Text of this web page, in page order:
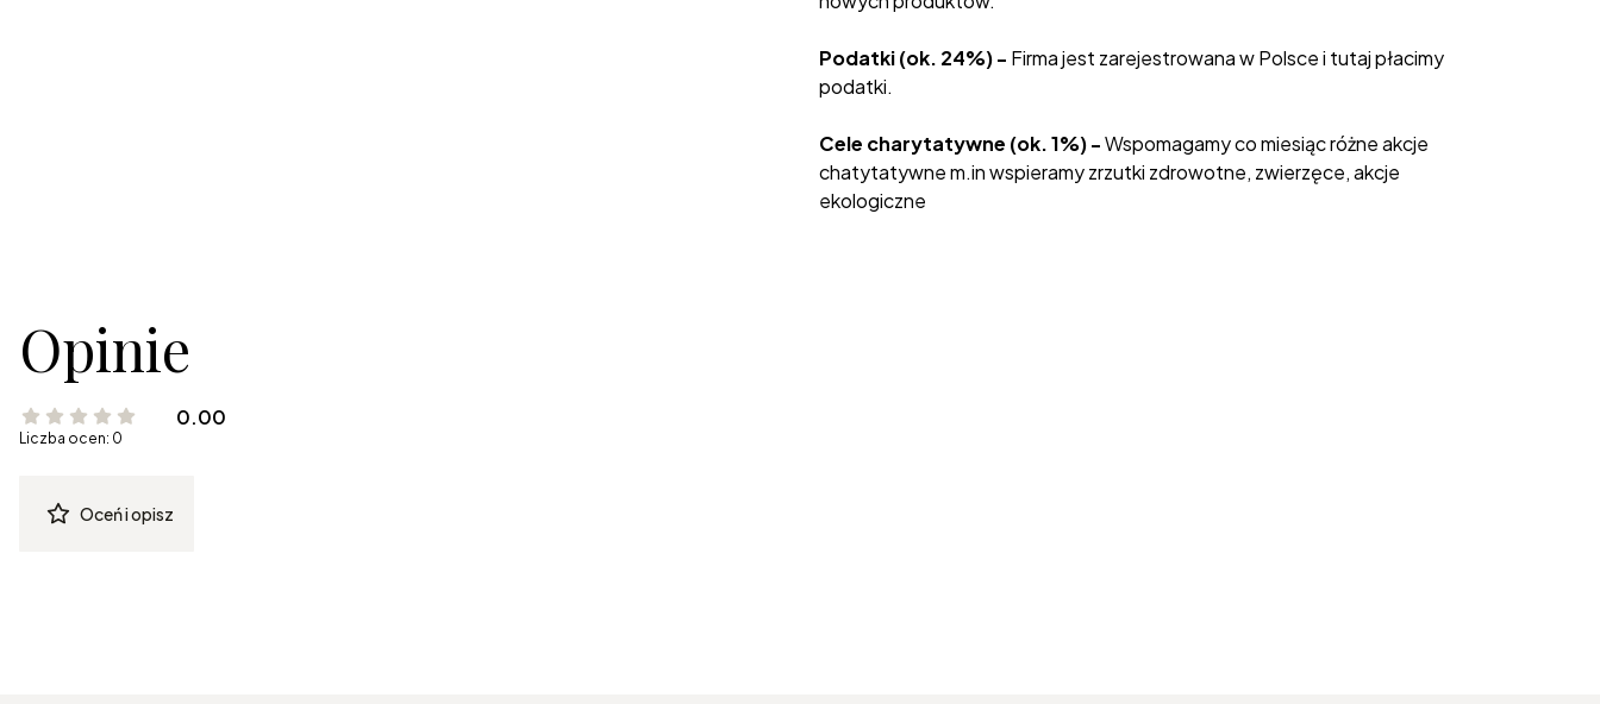
Podatki (ok. 24%) - Firma jest zarejestrowana w Polsce i tutaj płacimy
podatki.
Cele charytatywne (ok. 1%) -Wspomagamy co miesiąc różne akcje
chatytatywne m.in wspieramy zrzutki zdrowotne, zwierzęce, akcje
ekologiczne
Opinie
0.00
Liczba ocen: 0
Oceń i opisz